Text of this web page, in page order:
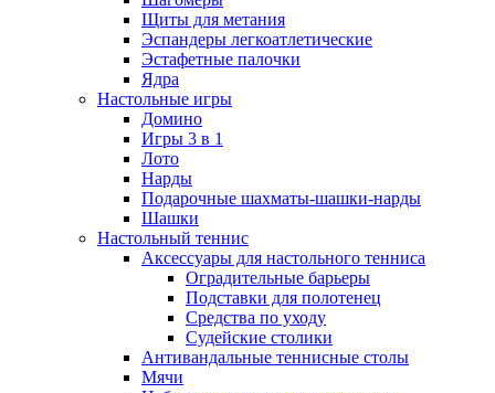
Щиты для метания
Эспандеры легкоатлетические
Эстафетные палочки
Ядра
Настольные игры
Домино
Игры 3 в 1
Лото
Нарды
Подарочные шахматы-шашки-нарды
Шашки
Настольный теннис
Аксессуары для настольного тенниса
Оградительные барьеры
Подставки для полотенец
Средства по уходу
Судейские столики
Антивандальные теннисные столы
Мячи